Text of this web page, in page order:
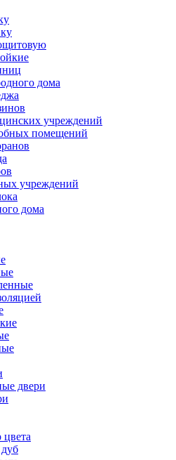
дома
учреждений
помещений
учреждений
дома
двери